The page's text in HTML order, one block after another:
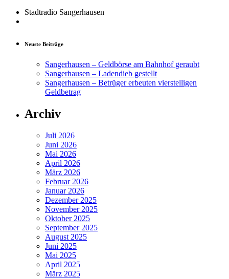
Stadtradio Sangerhausen
Neuste Beiträge
Sangerhausen – Geldbörse am Bahnhof geraubt
Sangerhausen – Ladendieb gestellt
Sangerhausen – Betrüger erbeuten vierstelligen
Geldbetrag
Archiv
Juli 2026
Juni 2026
Mai 2026
April 2026
März 2026
Februar 2026
Januar 2026
Dezember 2025
November 2025
Oktober 2025
September 2025
August 2025
Juni 2025
Mai 2025
April 2025
März 2025